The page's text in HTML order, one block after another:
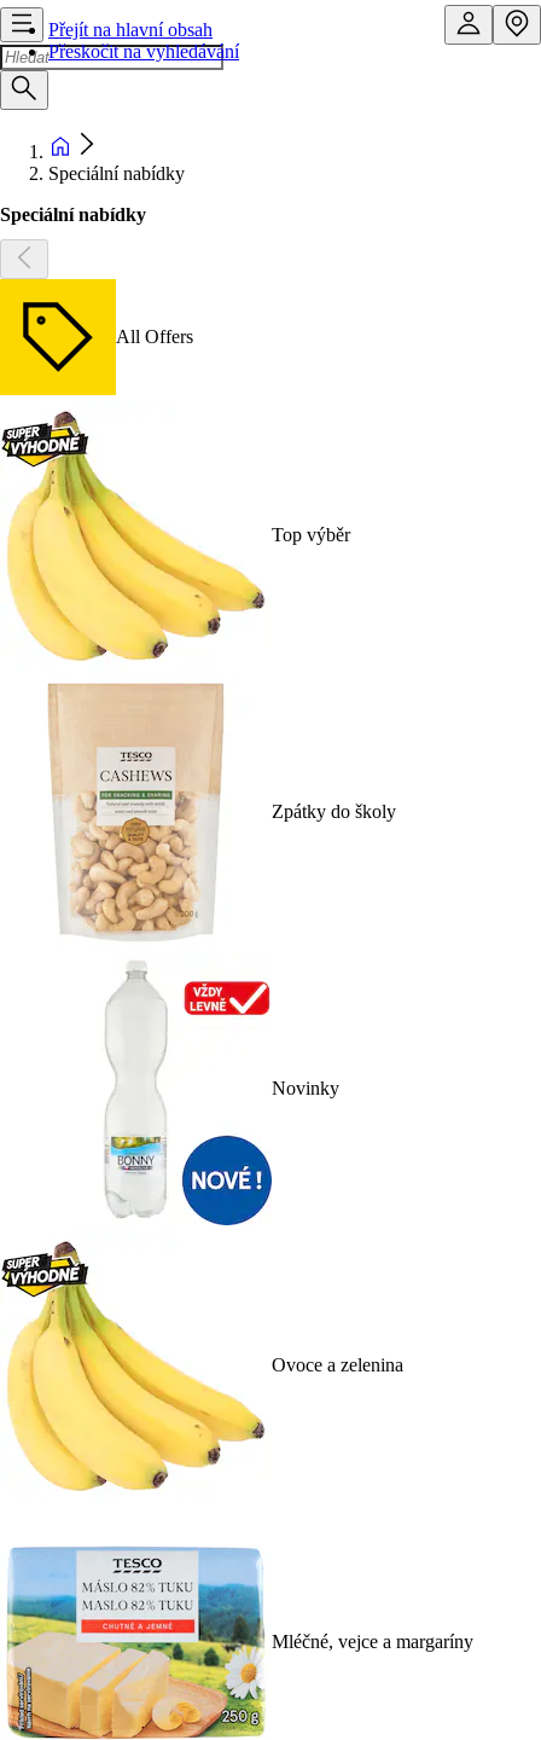
Přejít na hlavní obsah
Přeskočit na vyhledávání
Speciální nabídky
Speciální nabídky
All Offers
Top výběr
Zpátky do školy
Novinky
Ovoce a zelenina
Mléčné, vejce a margaríny